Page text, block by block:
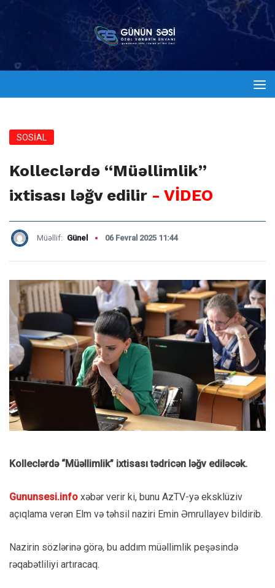
SOSİAL
Kolleclərdə “Müəllimlik”
ixtisası ləğv edilir - VİDEO
Müəllif: Günel 06 Fevral 2025 11:44
Kolleclərdə “Müəllimlik” ixtisası tədricən ləğv ediləcək.
Gununsesi.info xəbər verir ki, bunu AzTV-yə eksklüziv
açıqlama verən Elm və təhsil naziri Emin Əmrullayev bildirib.
Nazirin sözlərinə görə, bu addım müəllimlik peşəsində
rəqabətliliyi artıracaq.